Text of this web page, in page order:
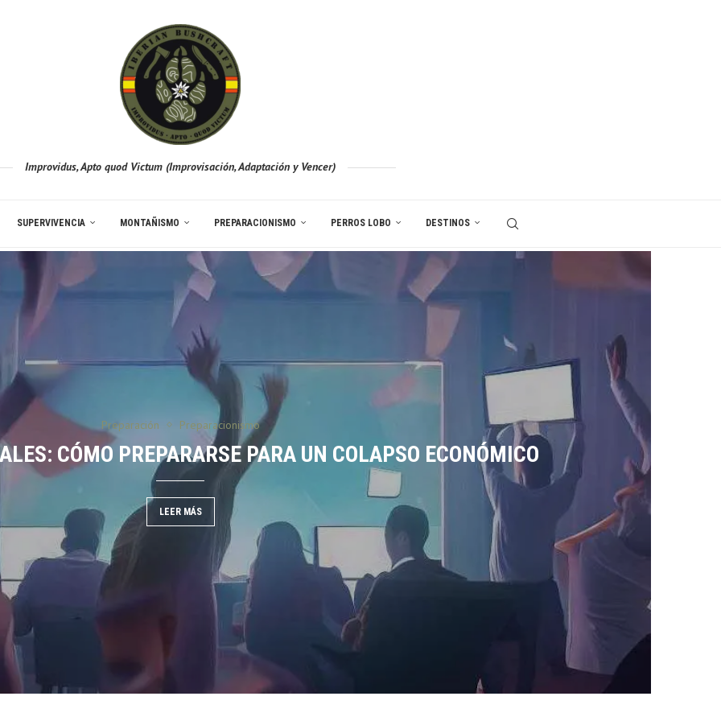
Improvidus, Apto quod Victum (Improvisación, Adaptación y Vencer)
SUPERVIVENCIA MONTAÑISMO PREPARACIONISMO PERROS LOBO DESTINOS
Preparación Preparacionismo
CÓMO PREPARARSE PARA UN COLAPSO ECONÓMICO
LEER MÁS
Bushcraft
DOMINA EL ARTE DEL FUEGO:
LEER MÁS